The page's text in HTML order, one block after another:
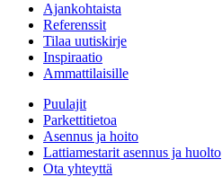
Ajankohtaista
Referenssit
Tilaa uutiskirje
Inspiraatio
Ammattilaisille
Puulajit
Parkettitietoa
Asennus ja hoito
Lattiamestarit asennus ja huolto
Ota yhteyttä